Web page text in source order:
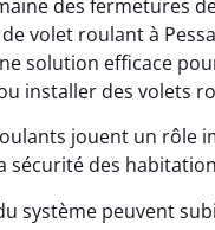
des fermetures
volet roulant à
solution efficace
installer des volets
jouent un rôle
sécurité des
système peuvent